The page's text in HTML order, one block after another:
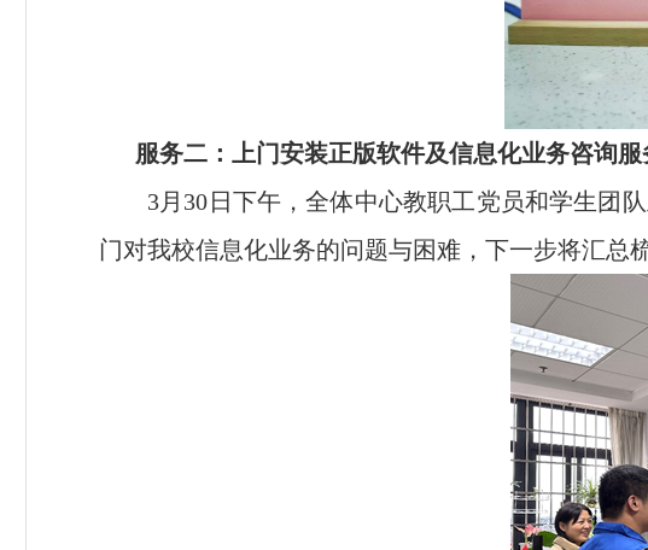
服务二：上门安装正版软件及信息化业务咨询服
3月 30 日下午，全体中心教职工党员和学生团
门对我校信息化业务的问题与困难，下一步将汇总